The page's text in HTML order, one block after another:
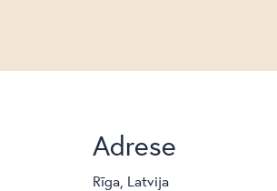
Adrese
Rīga, Latvija